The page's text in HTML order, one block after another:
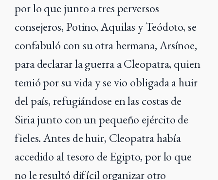
por lo que junto a tres perversos
consejeros, Potino, Aquilas y Teódoto, se
confabuló con su otra hermana, Arsínoe,
para declarar la guerra a Cleopatra, quien
temió por su vida y se vio obligada a huir
del país, refugiándose en las costas de
Siria junto con un pequeño ejército de
fieles. Antes de huir, Cleopatra había
accedido al tesoro de Egipto, por lo que
no le resultó difícil organizar otro